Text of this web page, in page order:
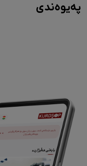
پەیوەندی